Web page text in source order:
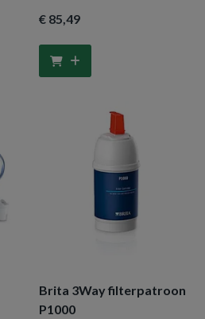
€ 85,49
Brita 3Way filterpatroon
P1000